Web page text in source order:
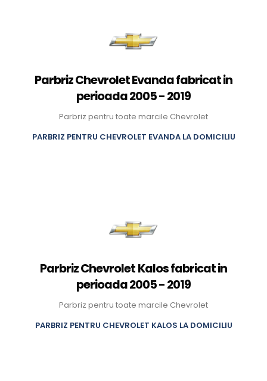
Parbriz Chevrolet Evanda fabricat in
perioada 2005 - 2019
Parbriz pentru toate marcile Chevrolet
PARBRIZ PENTRU CHEVROLET EVANDA LA DOMICILIU
Parbriz Chevrolet Kalos fabricat in
perioada 2005 - 2019
Parbriz pentru toate marcile Chevrolet
PARBRIZ PENTRU CHEVROLET KALOS LA DOMICILIU